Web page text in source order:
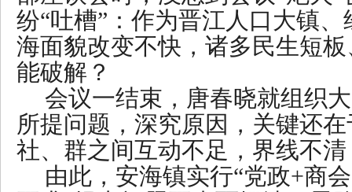
纷“吐槽”：作为晋江人口大镇
海面貌改变不快，诸多民生短
能破解？
会议一结束，唐春晓就组织
所提问题，深究原因，关键还
社、群之间互动不足，界线不
由此，安海镇实行“党政+商